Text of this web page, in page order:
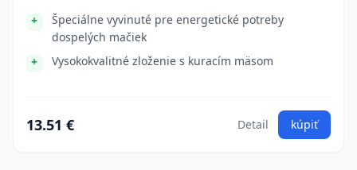
Špeciálne vyvinuté pre energetické potreby
dospelých mačiek
Vysokokvalitné zloženie s kuracím mäsom
13.51 € Detail kúpiť